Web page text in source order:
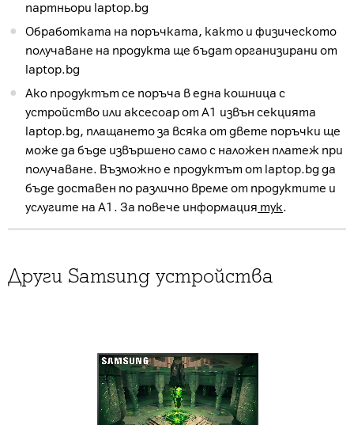
партньори laptop.bg
Обработката на поръчката, както и физическото
получаване на продукта ще бъдат организирани от
laptop.bg
Ако продуктът се поръча в една кошница с
устройство или аксесоар от А1 извън секцията
laptop.bg, плащането за всяка от двете поръчки ще
може да бъде извършено само с наложен платеж при
получаване. Възможно е продуктът от laptop.bg да
бъде доставен по различно време от продуктите и
услугите на А1. За повече информация тук.
Други Samsung устройства